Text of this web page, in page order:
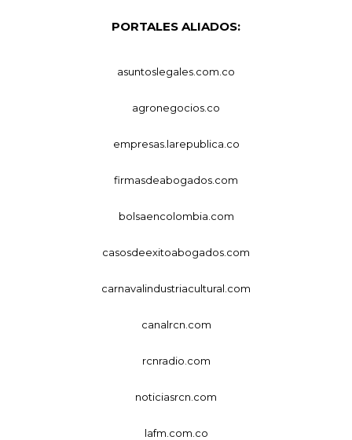
PORTALES ALIADOS:
asuntoslegales.com.co
agronegocios.co
empresas.larepublica.co
firmasdeabogados.com
bolsaencolombia.com
casosdeexitoabogados.com
carnavalindustriacultural.com
canalrcn.com
rcnradio.com
noticiasrcn.com
lafm.com.co